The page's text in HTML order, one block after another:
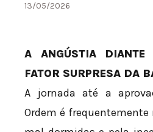
13/05/2026
A ANGÚSTIA
FATOR SURPRESA DA
A jornada até a
Ordem é